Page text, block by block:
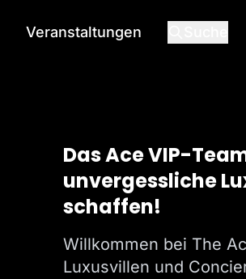
Veranstaltungen
Das Ace VIP-
unvergessliche
schaffen!
Willkommen bei The
Luxusvillen und